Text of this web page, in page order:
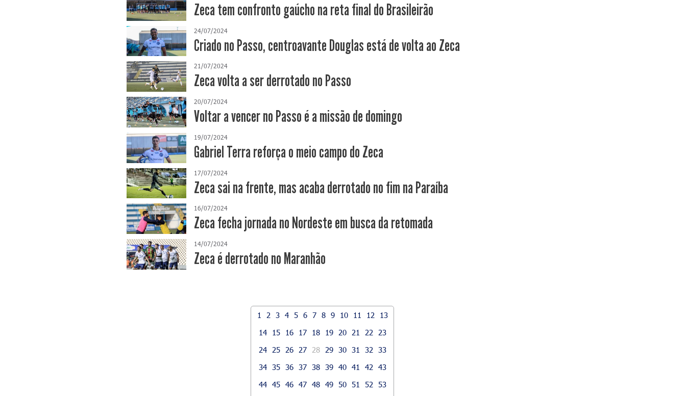
Zeca tem confronto gaúcho na reta final do Brasileirão
24/07/2024
Criado no Passo, centroavante Douglas está de volta ao Zeca
21/07/2024
Zeca volta a ser derrotado no Passo
20/07/2024
Voltar a vencer no Passo é a missão de domingo
19/07/2024
Gabriel Terra reforça o meio campo do Zeca
17/07/2024
Zeca sai na frente, mas acaba derrotado no fim na Paraíba
16/07/2024
Zeca fecha jornada no Nordeste em busca da retomada
14/07/2024
Zeca é derrotado no Maranhão
1 2 3 4 5 6 7 8 9 10 11 12
13
14
15 16 17 18 19 20 21 22
23
24
25 26 27 28 29 30 31 32
33
34 35 36 37 38 39 40 41 42
43
44 45 46 47 48 49 50 51 52
53